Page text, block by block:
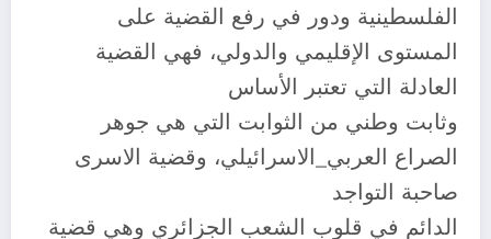
الفلسطينية ودور في رفع القضية على
المستوى الإقليمي والدولي، فهي القضية
العادلة التي تعتبر الأساس
وثابت وطني من الثوابت التي هي جوهر
الصراع العربي_الاسرائيلي، وقضية الاسرى
صاحبة التواجد
الدائم في قلوب الشعب الجزائري وهي قضية